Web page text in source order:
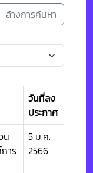
ล้างการค้นหา
วันที่ลง
ประกาศ
น
าร
5 ม.ค.
2566